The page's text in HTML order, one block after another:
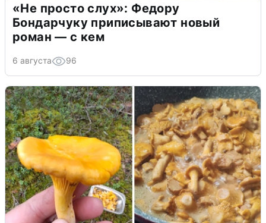
«Не просто слух»: Федору
Бондарчуку приписывают новый
роман — с кем
6 августа 96